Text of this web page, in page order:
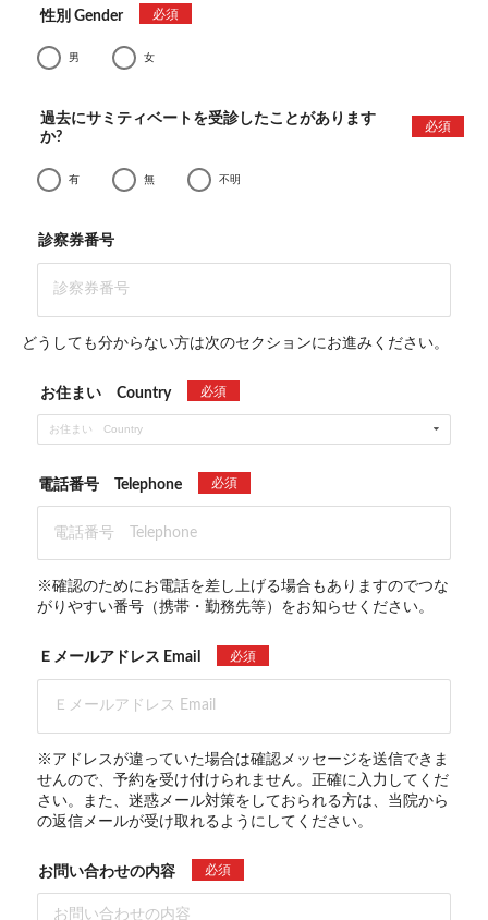
性別 Gender 必須
男 女
過去にサミティベートを受診したことがあります
か?
必須
有 無 不明
診察券番号
どうしても分からない方は次のセクションにお進みください。
お住まい Country 必須
お住まい Country
電話番号 Telephone 必須
※確認のためにお電話を差し上げる場合もありますのでつな
がりやすい番号（携帯・勤務先等）をお知らせください。
Ｅメールアドレス Email 必須
※アドレスが違っていた場合は確認メッセージを送信できま
せんので、予約を受け付けられません。正確に入力してくだ
さい。また、迷惑メール対策をしておられる方は、当院から
の返信メールが受け取れるようにしてください。
お問い合わせの内容 必須